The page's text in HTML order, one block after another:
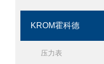
KROM霍科德
压力表